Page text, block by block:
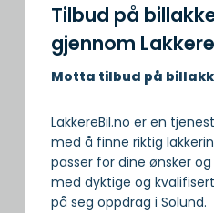
Tilbud på
gjennom
Motta tilbud på
LakkereBil.no er en
med å finne riktig
passer for dine ønsker
med dyktige og
på seg oppdrag i Solund.